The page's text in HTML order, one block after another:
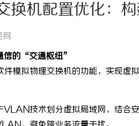
换机配置优化：
网
信的“交通枢纽”
模拟物理交换机的功能，实现虚
VLAN技术划分虚拟局域网，结合